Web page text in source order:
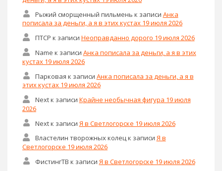
Рыжий сморщенный пильмень к записи Анка
пописала за деньги, а я в этих кустах 19 июля 2026
ПТСР к записи Неоправданно дорого 19 июля 2026
Name к записи Анка пописала за деньги, а я в этих
кустах 19 июля 2026
Парковая к записи Анка пописала за деньги, а я в
этих кустах 19 июля 2026
Nextк записи Крайне необычная фигура 19 июля
2026
Nextк записи Я в Светлогорске 19 июля 2026
Властелин творожных колецк записи Я в
Светлогорске 19 июля 2026
ФистингТВ к записи Я в Светлогорске 19 июля 2026